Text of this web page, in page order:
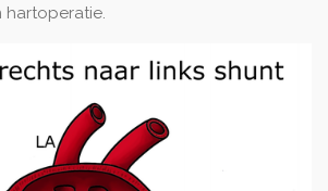
hartoperatie.